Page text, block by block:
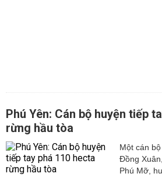
Phú Yên: Cán bộ huyện tiếp
rừng hầu tòa
Một cán
Đồng
Phú Mỡ,